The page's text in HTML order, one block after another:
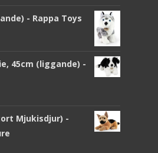
- Rappa Toys
45cm (liggande) -
Mjukisdjur) -